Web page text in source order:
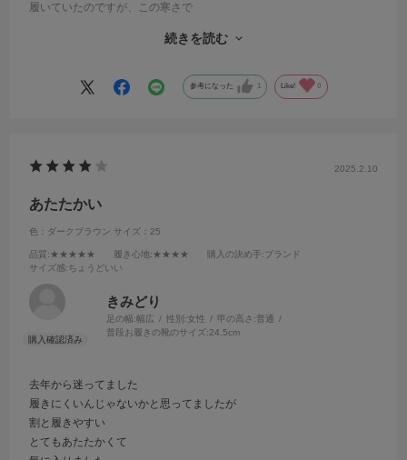
履いていたのですが、この寒さで
私は普段24センチをはいていますが、
以前店員の方にみてもらった時に
今回も23センチを購入させていただきましたが、
底があるぶん大きめのほうが良かったのかも
履いていたら違和感ないです。
ブーツなのでとってもあたたかいのが
嬉しいです！今の時期に沢山履きたいと
思います。
ありがとうございました。
続きを読む
参考になった 1 Like! 0
2025.2.10
あたたかい
色：ダークブラウン サイズ：25
品質:★★★★★ 履き心地:★★★★ 購入の決め手 :ブランド
サイズ感:ちょうどいい
きみどり
足の幅:幅広 性別:女性 甲の高さ: 普通
普段お履きの靴のサイズ:24.5cm
去年から迷ってました
履きにくいんじゃないかと思ってましたが
割と履きやすい
とてもあたたかくて